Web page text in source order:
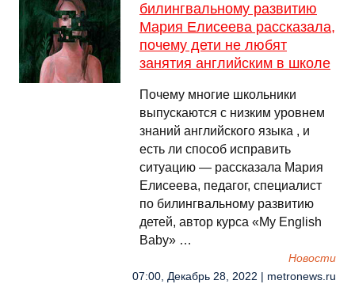
билингвальному развитию
Мария Елисеева рассказала,
почему дети не любят
занятия английским в школе
Почему многие школьники
выпускаются с низким уровнем
знаний английского языка , и
есть ли способ исправить
ситуацию — рассказала Мария
Елисеева, педагог, специалист
по билингвальному развитию
детей, автор курса «My English
Baby» …
Новости
07:00, Декабрь 28, 2022 | metronews.ru